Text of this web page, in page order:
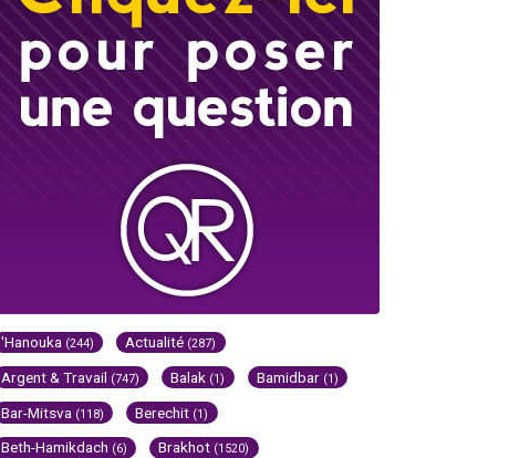
'Hanouka (244) Actualité (287)
Argent & Travail (747) Balak (1) Bamidbar (1)
Bar-Mitsva (118) Berechit (1)
Beth-Hamikdach (6) Brakhot (1520)